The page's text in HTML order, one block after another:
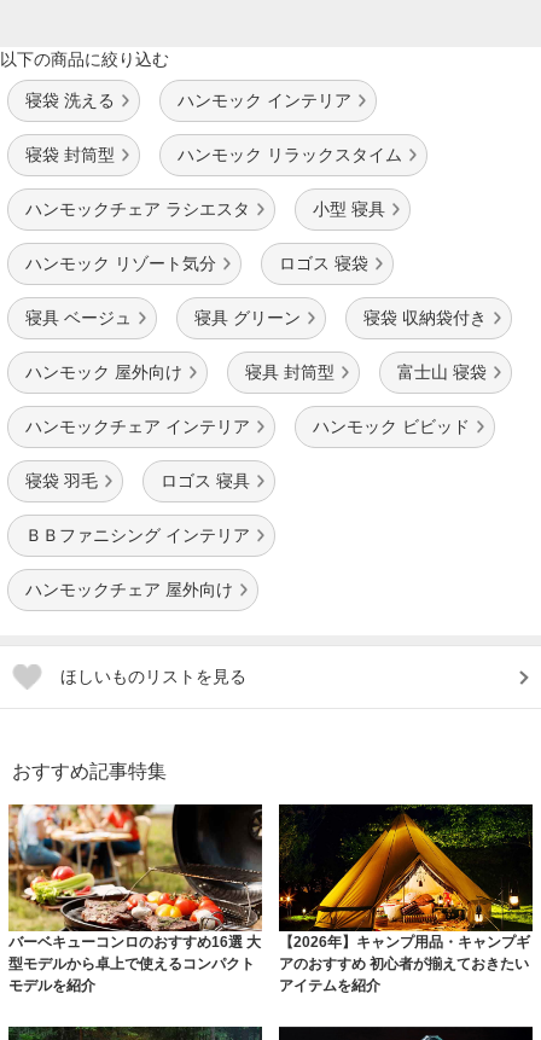
以下の商品に絞り込む
寝袋 洗える ハンモック インテリア
寝袋 封筒型 ハンモック リラックスタイム
ハンモックチェア ラシエスタ 小型 寝具
ハンモック リゾート気分 ロゴス 寝袋
寝具 ベージュ 寝具 グリーン 寝袋 収納袋付き
ハンモック 屋外向け 寝具 封筒型 富士山 寝袋
ハンモックチェア インテリア ハンモック ビビッド
寝袋 羽毛 ロゴス 寝具
ＢＢファニシング インテリア
ハンモックチェア 屋外向け
ほしいものリストを見る
おすすめ記事特集
バーベキューコンロのおすすめ16選 大
型モデルから卓上で使えるコンパクト
モデルを紹介
【2026年】キャンプ用品・キャンプギ
アのおすすめ 初心者が揃えておきたい
アイテムを紹介